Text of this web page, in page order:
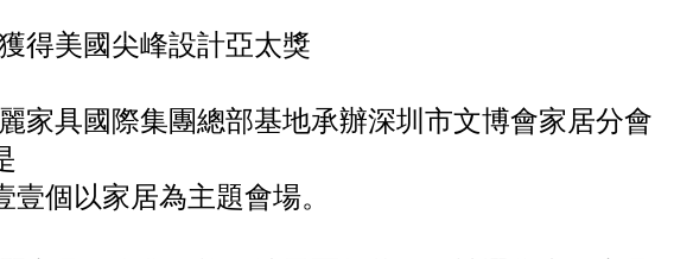
得美國尖峰設計亞太獎
家具國際集團總部基地承辦深圳市文博會家居分會
壹個以家居為主題會場。